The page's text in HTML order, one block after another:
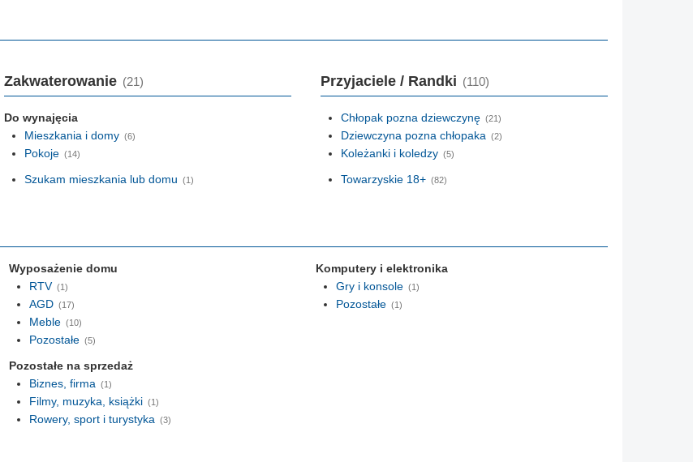
Zakwaterowanie (21)
Do wynajęcia
Mieszkania i domy (6)
Pokoje (14)
Szukam mieszkania lub domu (1)
Przyjaciele / Randki (110)
Chłopak pozna dziewczynę (21)
Dziewczyna pozna chłopaka (2)
Koleżanki i koledzy (5)
Towarzyskie 18+ (82)
Wyposażenie domu
RTV (1)
AGD (17)
Meble (10)
Pozostałe (5)
Pozostałe na sprzedaż
Biznes, firma (1)
Filmy, muzyka, książki (1)
Rowery, sport i turystyka (3)
Komputery i elektronika
Gry i konsole (1)
Pozostałe (1)